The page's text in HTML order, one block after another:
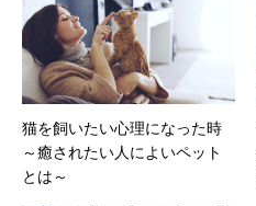
猫を飼いたい心理になった時
～癒されたい人によいペット
とは～